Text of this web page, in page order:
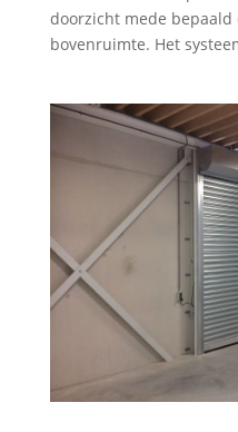
doorzicht mede bepaald
bovenruimte. Het